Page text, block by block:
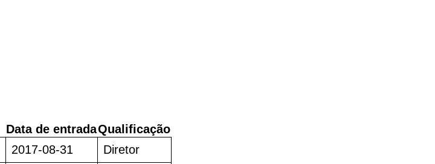
Data de entradaQualificação
2017-08-31
Diretor